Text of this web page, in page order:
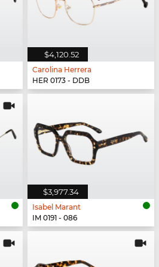
$4,120.52
Carolina Herrera
HER 0173 - DDB
$3,977.34
Isabel Marant
IM 0191 - 086